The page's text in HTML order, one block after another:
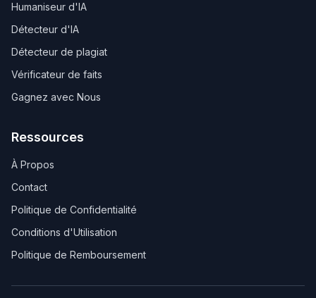
Humaniseur d'IA
Détecteur d'IA
Détecteur de plagiat
Vérificateur de faits
Gagnez avec Nous
Ressources
À Propos
Contact
Politique de Confidentialité
Conditions d'Utilisation
Politique de Remboursement